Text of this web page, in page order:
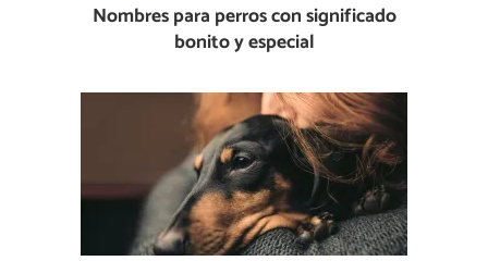
Nombres para perros con significado
bonito y especial